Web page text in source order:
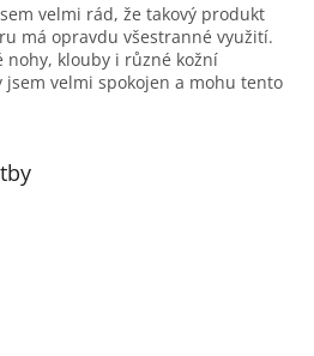
velmi rád, že takový produkt
má opravdu všestranné využití.
nohy, klouby i různé kožní
jsem velmi spokojen a mohu tento